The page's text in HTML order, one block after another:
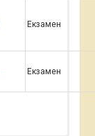
Екзамен
Екзамен